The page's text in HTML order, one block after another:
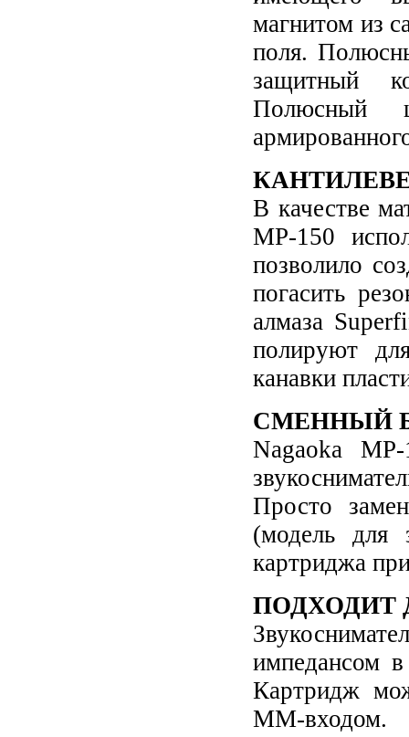
магнитом из
поля.
защитный
Полюсный
В качестве
MP-150
позволило
погасить
алмаза
полируют
канавки
СМЕННЫЙ
Nagaoka
Просто
(модель для
картриджа
ПОДХОДИТ
импедансом
Картридж
MM-входом.